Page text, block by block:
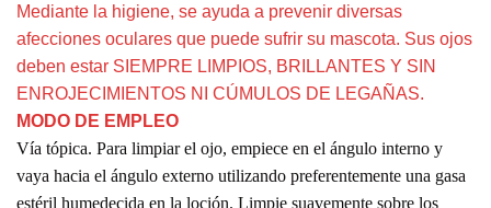
Mediante la higiene, se ayuda a prevenir diversas
afecciones oculares que puede sufrir su mascota. Sus ojos
deben estar SIEMPRE LIMPIOS, BRILLANTES Y SIN
ENROJECIMIENTOS NI CÚMULOS DE LEGAÑAS.
MODO DE EMPLEO
Vía tópica. Para limpiar el ojo, empiece en el ángulo interno y
vaya hacia el ángulo externo utilizando preferentemente una gasa
estéril humedecida en la loción. Limpie suavemente sobre los